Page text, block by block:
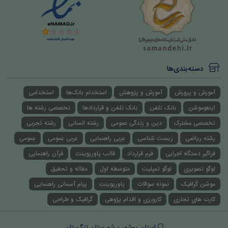
دسته‌بندی‌ها
آموزش و پرورش آموزش و پژوهش استخدام بانک‌ها
استخدامی
اینفوموشن
بانک تلفن بانک تلفن و قراردادها
تخصصی رشته ها
تخصصی مشترک
دین و زندگی عمومی رشته انسانی
رشته تجربی
رشته ریاضی
زیست شناسی عربی راهنمایی عربی عمومی
عمومی
فراگیر دستگاه اجرایی
فرم قرارداد قالب پاورپوینت
قرآن راهنمایی
لوگو تصویری
لوگو تمپلیت متوسطه اول
مقاله و تحقیق
موشن گرافیک
نمونه سوالات پاورپوینت
پیام آسمانی راهنمایی
کارت های تجاری
کارورزی و اقدام پژوهی گرافیک و طراحی